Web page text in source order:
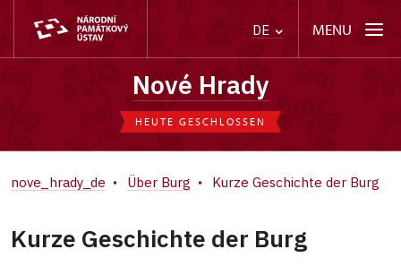
DE MENU
Nové Hrady
HEUTE GESCHLOSSEN
nove_hrady_de Über Burg Kurze Geschichte der Burg
Kurze Geschichte der Burg